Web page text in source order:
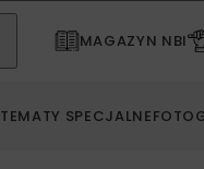
MAGAZYN NBI
TEMATY SPECJALNE